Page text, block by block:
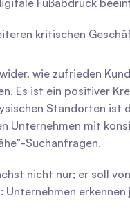
Fußabdruck
kritischen
wie zufrieden
Es ist ein positiver
Standorten ist
Unternehmen mit
Suchanfragen.
nicht nur; er soll